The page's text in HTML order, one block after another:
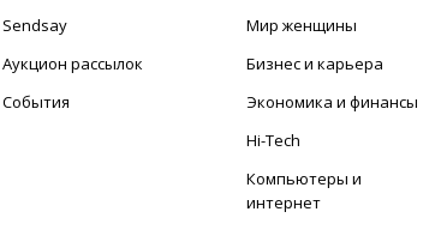
Sendsay
Аукцион рассылок
События
Мир женщины
Бизнес и карьера
Экономика и финансы
Hi-Tech
Компьютеры и
интернет